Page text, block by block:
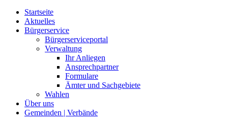
Startseite
Aktuelles
Bürgerservice
Bürgerserviceportal
Verwaltung
Ihr Anliegen
Ansprechpartner
Formulare
Ämter und Sachgebiete
Wahlen
Über uns
Gemeinden | Verbände